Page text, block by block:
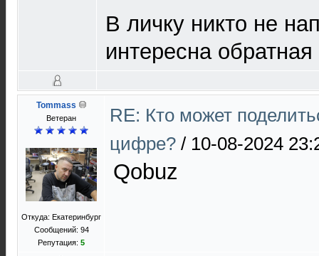
В личку никто не
интересна обратная
Tommass
Ветеран
Откуда: Екатеринбург
Сообщений: 94
Репутация: 5
RE: Кто может
цифре? / 10-08-2024
Qobuz